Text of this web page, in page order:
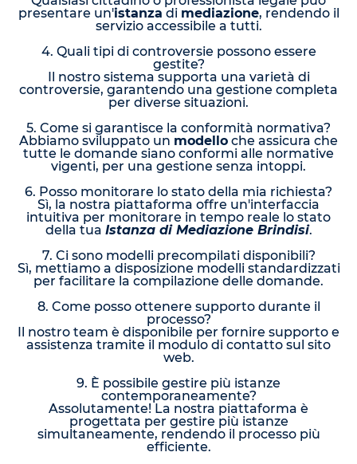
presentare un'istanza di mediazione, rendendo il
servizio accessibile a tutti.
4. Quali tipi di controversie possono essere
gestite?
Il nostro sistema supporta una varietà di
controversie, garantendo una gestione completa
per diverse situazioni.
5. Come si garantisce la conformità normativa?
Abbiamo sviluppato un modello che assicura che
tutte le domande siano conformi alle normative
vigenti, per una gestione senza intoppi.
6. Posso monitorare lo stato della mia richiesta?
Sì, la nostra piattaforma offre un'interfaccia
intuitiva per monitorare in tempo reale lo stato
della tua Istanza di Mediazione Brindisi.
7. Ci sono modelli precompilati disponibili?
Sì, mettiamo a disposizione modelli standardizzati
per facilitare la compilazione delle domande.
8. Come posso ottenere supporto durante il
processo?
Il nostro team è disponibile per fornire supporto e
assistenza tramite il modulo di contatto sul sito
web.
9. È possibile gestire più istanze
contemporaneamente?
Assolutamente! La nostra piattaforma è
progettata per gestire più istanze
simultaneamente, rendendo il processo più
efficiente.